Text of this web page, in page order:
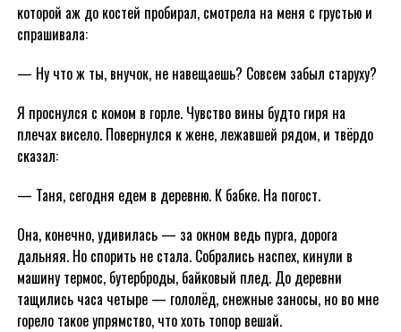
которой аж до костей пробирал, смотрела на меня с грустью и
спрашивала:
— Ну что ж ты, внучок, не навещаешь? Совсем забыл старуху?
Я проснулся с комом в горле. Чувство вины будто гиря на
плечах висело. Повернулся к жене, лежавшей рядом, и твёрдо
сказал:
— Таня, сегодня едем в деревню. К бабке. На погост.
Она, конечно, удивилась — за окном ведь пурга, дорога
дальняя. Но спорить не стала. Собрались наспех, кинули в
машину термос, бутерброды, байковый плед. До деревни
тащились часа четыре — гололёд, снежные заносы, но во мне
горело такое упрямство, что хоть топор вешай.